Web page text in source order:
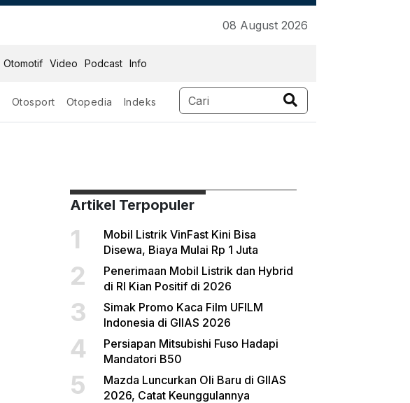
08 August 2026
Otomotif Video Podcast Info
Otosport Otopedia Indeks
Artikel Terpopuler
1
Mobil Listrik VinFast Kini Bisa
Disewa, Biaya Mulai Rp 1 Juta
2
Penerimaan Mobil Listrik dan Hybrid
di RI Kian Positif di 2026
3
Simak Promo Kaca Film UFILM
Indonesia di GIIAS 2026
4
Persiapan Mitsubishi Fuso Hadapi
Mandatori B50
5
Mazda Luncurkan Oli Baru di GIIAS
2026, Catat Keunggulannya